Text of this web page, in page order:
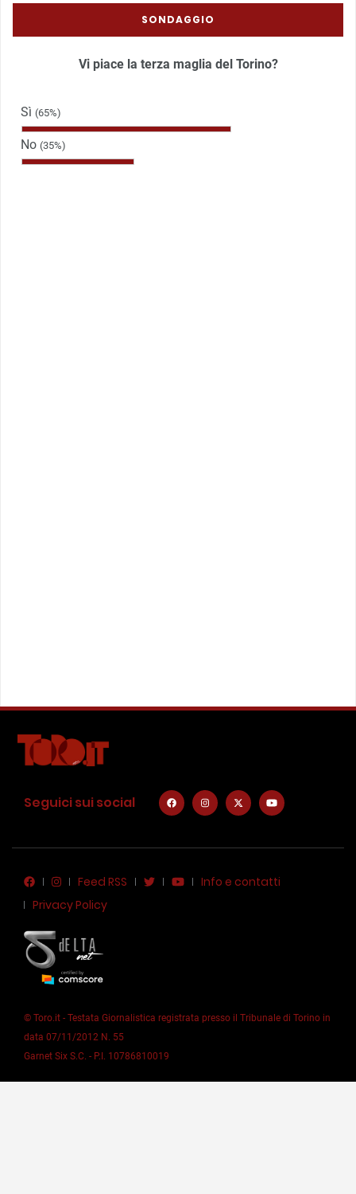
SONDAGGIO
Vi piace la terza maglia del Torino?
Sì (65%)
No (35%)
Seguici sui social
Feed RSS
Info e contatti
Privacy Policy
© Toro.it - Testata Giornalistica registrata presso il Tribunale di Torino in
data 07/11/2012 N. 55
Garnet Six S.C. - P.I. 10786810019